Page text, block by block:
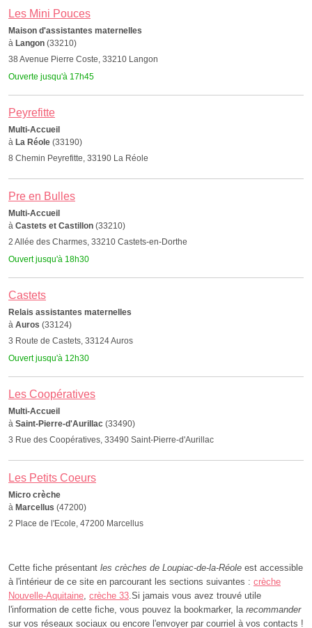
Les Mini Pouces
Maison d'assistantes maternelles
à Langon (33210)
38 Avenue Pierre Coste, 33210 Langon
Ouverte jusqu'à 17h45
Peyrefitte
Multi-Accueil
à La Réole (33190)
8 Chemin Peyrefitte, 33190 La Réole
Pre en Bulles
Multi-Accueil
à Castets et Castillon (33210)
2 Allée des Charmes, 33210 Castets-en-Dorthe
Ouvert jusqu'à 18h30
Castets
Relais assistantes maternelles
à Auros (33124)
3 Route de Castets, 33124 Auros
Ouvert jusqu'à 12h30
Les Coopératives
Multi-Accueil
à Saint-Pierre-d'Aurillac (33490)
3 Rue des Coopératives, 33490 Saint-Pierre-d'Aurillac
Les Petits Coeurs
Micro crèche
à Marcellus (47200)
2 Place de l'Ecole, 47200 Marcellus
Cette fiche présentant les crèches de Loupiac-de-la-Réole est accessible
à l'intérieur de ce site en parcourant les sections suivantes : crèche
Nouvelle-Aquitaine, crèche 33.Si jamais vous avez trouvé utile
l'information de cette fiche, vous pouvez la bookmarker, la recommander
sur vos réseaux sociaux ou encore l'envoyer par courriel à vos contacts !